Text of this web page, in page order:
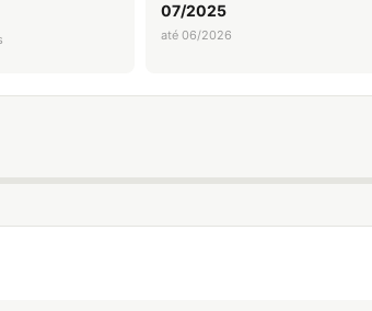
07/2025
até 06/2026